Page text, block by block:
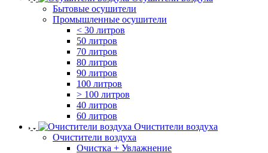
Бытовые осушители
Промышленные осушители
< 30 литров
50 литров
70 литров
80 литров
90 литров
100 литров
> 100 литров
40 литров
60 литров
Очистители воздуха
Очистители воздуха
Очистка + Увлажнение